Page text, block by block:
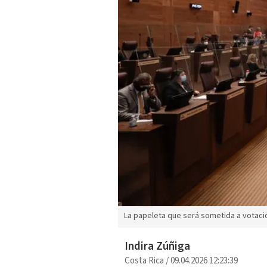
La papeleta que será sometida a
Indira Zúñiga
Costa Rica/09.04.2026 12:23:39